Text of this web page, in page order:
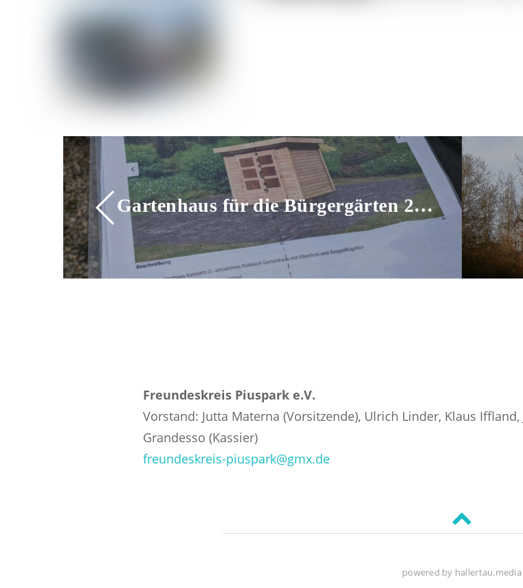
Gartenhaus für die Bürgergärten 2023
Freundeskreis Piuspark e.V.
Vorstand: Jutta Materna (Vorsitzende), Ulrich Linder, Klaus
Grandesso (Kassier)
freundeskreis-piuspark@gmx.de
powered by hallertau.media